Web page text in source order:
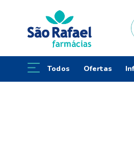
Todos Ofertas